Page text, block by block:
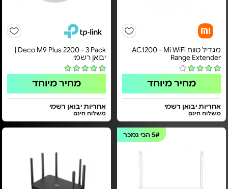
מגדיל טווח AC1200 - Mi WiFi
Range Extender
מחיר מיוחד
אחריות יבואן רשמי
משלוח חינם
Deco M9 Plus 2200 - 3 Pack |
יבואן רשמי
מחיר מיוחד
אחריות יבואן רשמי
משלוח חינם
5#הכי נמכר